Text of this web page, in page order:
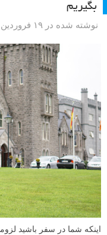
بگیریم
نوشته شده در ۱۹ فروردین ۱۳۹۳
اینکه شما در سفر باشید